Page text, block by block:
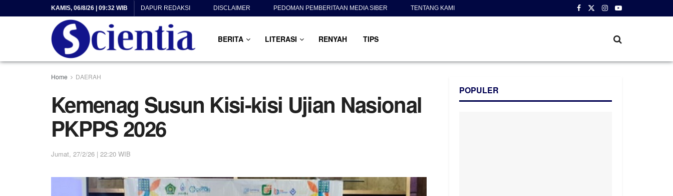
KAMIS, 06/8/26 | 09:32 WIB DAPUR REDAKSI DISCLAIMER PEDOMAN PEMBERITAAN MEDIA SIBER TENTANG KAMI
BERITA LITERASI RENYAH TIPS
Home DAERAH
Kemenag Susun Kisi-kisi Ujian Nasional
PKPPS 2026
Jumat, 27/2/26 | 22:20 WIB
POPULER